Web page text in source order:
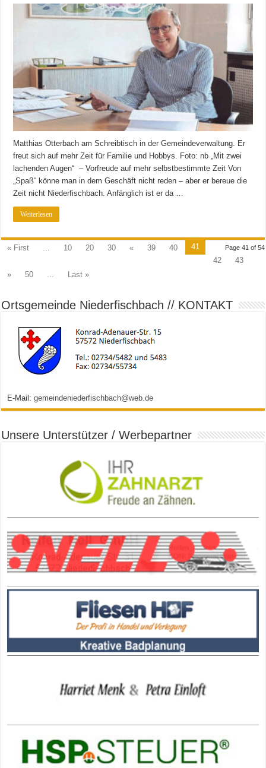
Matthias Otterbach am Schreibtisch in der Gemeindeverwaltung. Er
freut sich auf mehr Zeit für Familie und Hobbys. Foto: nb „Mit zwei
lachenden Augen“ – Vorfreude auf mehr selbstbestimmte Zeit Von
„Spaß“ könne man in dem Geschäft nicht reden – aber er bereue die
Zeit nicht Niederfischbach. Anfänglich ist er da …
Weiterlesen
Page 41 of 54
« First 10 20 30 « 39 40
41
42
43
»
50 Last »
Ortsgemeinde Niederfischbach // KONTAKT
E-Mail:gemeindeniederfischbach@web.de
Unsere Unterstützer / Werbepartner